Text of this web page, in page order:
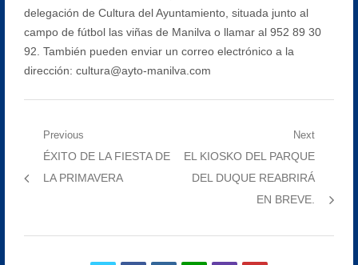
delegación de Cultura del Ayuntamiento, situada junto al
campo de fútbol las viñas de Manilva o llamar al 952 89 30
92. También pueden enviar un correo electrónico a la
dirección: cultura@ayto-manilva.com
Navegación
Previous
Previous
post:
ÉXITO DE LA FIESTA DE
LA PRIMAVERA
Next
Next
post:
EL KIOSKO DEL PARQUE
DEL DUQUE REABRIRÁ
EN BREVE.